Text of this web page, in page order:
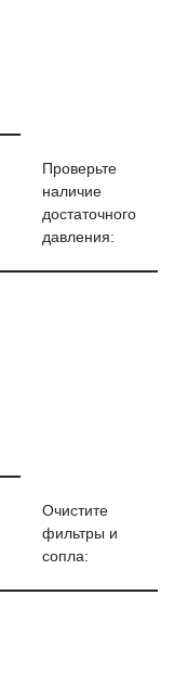
Проверьте
наличие
достаточного
давления:
Очистите
фильтры и
сопла: